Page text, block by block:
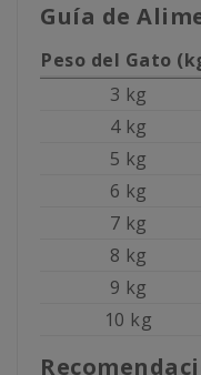
Guía de
Peso del Gato
3 kg
4 kg
5 kg
6 kg
7 kg
8 kg
9 kg
10 kg